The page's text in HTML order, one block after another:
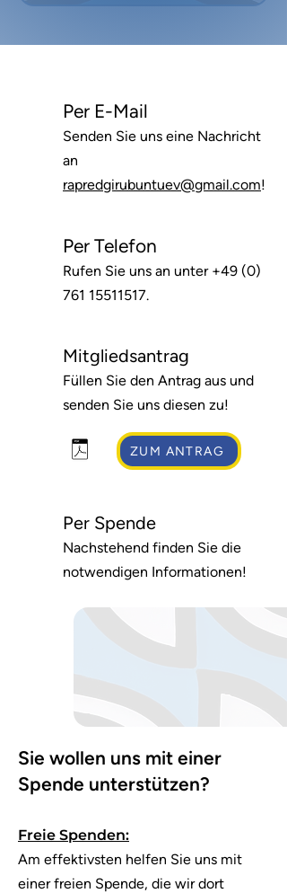
Per E-Mail
Senden Sie uns eine Nachricht
an
rapredgirubuntuev@gmail.com!
Per Telefon
Rufen Sie uns an unter +49 (0)
761 15511517.
Mitgliedsantrag
Füllen Sie den Antrag aus und
senden Sie uns diesen zu!
ZUM ANTRAG
Per Spende
Nachstehend finden Sie die
notwendigen Informationen!
Sie wollen uns mit einer
Spende unterstützen?
Freie Spenden:
Am effektivsten helfen Sie uns mit
einer freien Spende, die wir dort